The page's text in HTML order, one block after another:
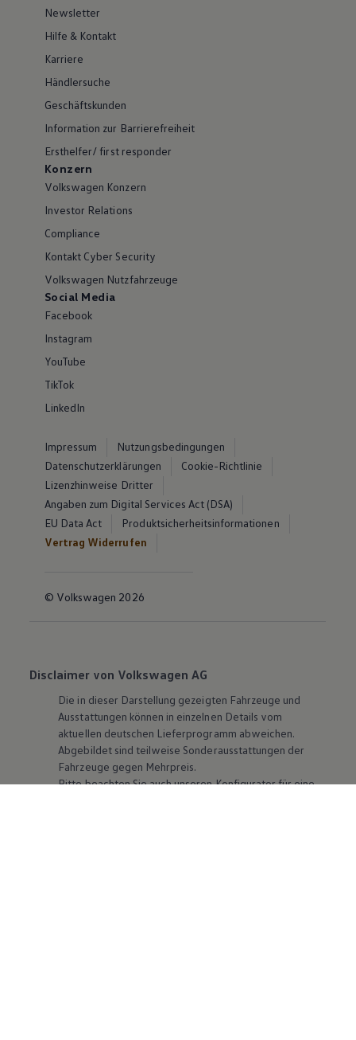
Newsletter
Hilfe & Kontakt
Karriere
Händlersuche
Geschäftskunden
Information zur Barrierefreiheit
Ersthelfer/ first responder
Konzern
Volkswagen Konzern
Investor Relations
Compliance
Kontakt Cyber Security
Volkswagen Nutzfahrzeuge
Social Media
Facebook
Instagram
YouTube
TikTok
LinkedIn
Impressum
Nutzungsbedingungen
Datenschutzerklärungen
Cookie-Richtlinie
Lizenzhinweise Dritter
Angaben zum Digital Services Act (DSA)
EU Data Act
Produktsicherheitsinformationen
Vertrag Widerrufen
© Volkswagen 2026
Disclaimer von Volkswagen AG
Die in dieser Darstellung gezeigten Fahrzeuge und
Ausstattungen können in einzelnen Details vom
aktuellen deutschen Lieferprogramm abweichen.
Abgebildet sind teilweise Sonderausstattungen der
Fahrzeuge gegen Mehrpreis.
Bitte beachten Sie auch unseren Konfigurator für eine